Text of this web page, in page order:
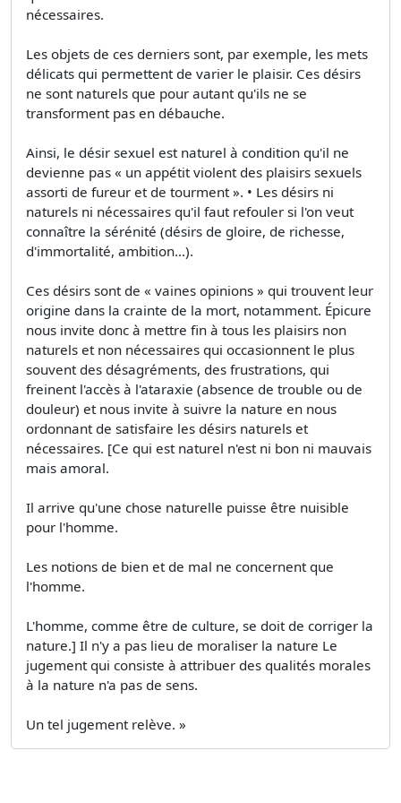
nécessaires.
Les objets de ces derniers sont, par exemple, les mets
délicats qui permettent de varier le plaisir. Ces désirs
ne sont naturels que pour autant qu'ils ne se
transforment pas en débauche.
Ainsi, le désir sexuel est naturel à condition qu'il ne
devienne pas « un appétit violent des plaisirs sexuels
assorti de fureur et de tourment ». • Les désirs ni
naturels ni nécessaires qu'il faut refouler si l'on veut
connaître la sérénité (désirs de gloire, de richesse,
d'immortalité, ambition...).
Ces désirs sont de « vaines opinions » qui trouvent leur
origine dans la crainte de la mort, notamment. Épicure
nous invite donc à mettre fin à tous les plaisirs non
naturels et non nécessaires qui occasionnent le plus
souvent des désagréments, des frustrations, qui
freinent l'accès à l'ataraxie (absence de trouble ou de
douleur) et nous invite à suivre la nature en nous
ordonnant de satisfaire les désirs naturels et
nécessaires. [Ce qui est naturel n'est ni bon ni mauvais
mais amoral.
Il arrive qu'une chose naturelle puisse être nuisible
pour l'homme.
Les notions de bien et de mal ne concernent que
l'homme.
L'homme, comme être de culture, se doit de corriger la
nature.] Il n'y a pas lieu de moraliser la nature Le
jugement qui consiste à attribuer des qualités morales
à la nature n'a pas de sens.
Un tel jugement relève. »